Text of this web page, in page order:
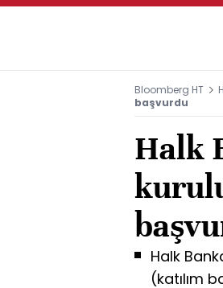
Bloomberg HT
başvurdu
Halk
Halk
(katılım